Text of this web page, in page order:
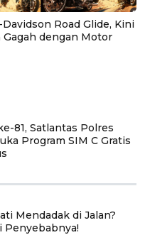
Road Glide, Kini
dengan Motor
81, Satlantas Polres
Program SIM C Gratis
Mendadak di Jalan?
Penyebabnya!